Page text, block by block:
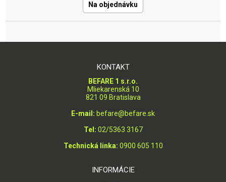
Na objednávku
KONTAKT
BEFARE 1 s.r.o.
Mliekarenská 10
821 09 Bratislava
E-mail: befare@befare.sk
Tel: 02/5363 3167
Technická linka: 0900 605 110
INFORMÁCIE